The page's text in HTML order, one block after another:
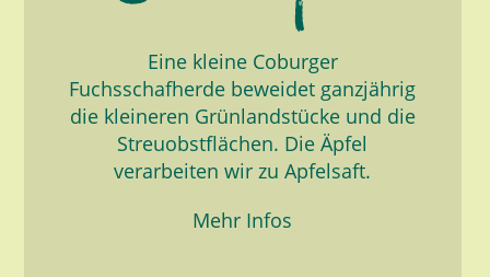
Eine kleine Coburger
Fuchsschafherde beweidet ganzjährig
die kleineren Grünlandstücke und die
Streuobstflächen. Die Äpfel
verarbeiten wir zu Apfelsaft.
Mehr Infos